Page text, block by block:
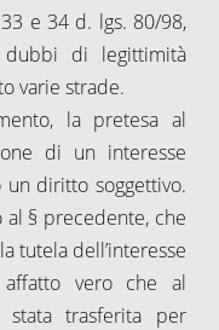
e 34 d. lgs. 80/98,
di legittimità
varie strade.
la pretesa al
di un interesse
diritto soggettivo.
al § precedente, che
tutela dell’interesse
vero che al
stata trasferita per